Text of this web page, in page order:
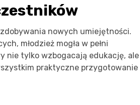
nowych umiejętności.
młodzież mogła w pełni
nie tylko wzbogacają edukację, ale
praktyczne przygotowanie